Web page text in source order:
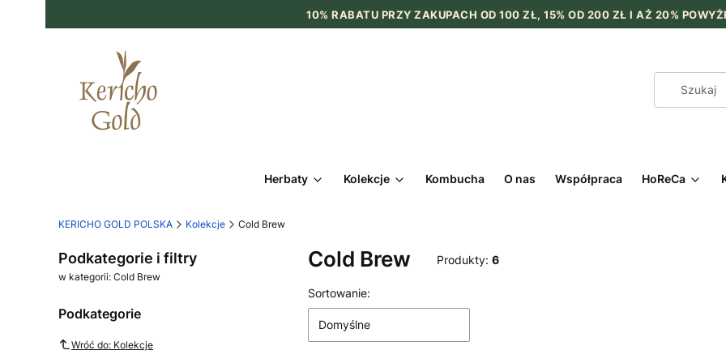
10% RABATU PRZY ZAKUPACH OD 100 ZŁ, 15% OD 200 ZŁ I AŻ 20%
Herbaty Kolekcje Kombucha O nas Współpraca HoReCa
KERICHO GOLD POLSKA Kolekcje Cold Brew
Podkategorie i filtry
w kategorii: Cold Brew
Podkategorie
Wróć do: Kolekcje
Cold Brew Produkty: 6
Lista produktów
Sortowanie:
Domyślne